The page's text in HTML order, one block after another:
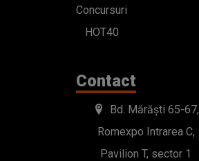
Concursuri
HOT40
Contact
Bd. Mărăști 65-67,
Romexpo Intrarea C,
Pavilion T, sector 1